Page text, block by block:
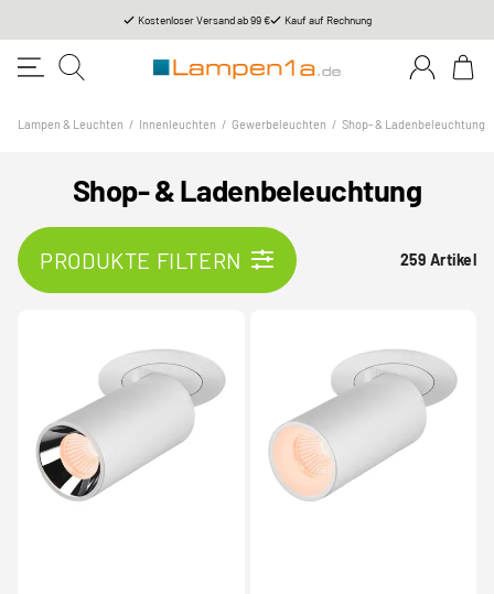
Kostenloser Versand ab 99 € Kauf auf Rechnung
Lampen & Leuchten / Innenleuchten / Gewerbeleuchten / Shop- & Ladenbeleuchtung
Shop- & Ladenbeleuchtung
PRODUKTE FILTERN 259 Artikel